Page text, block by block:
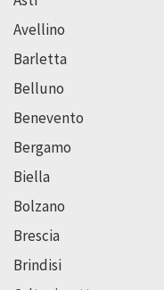
Avellino
Barletta
Belluno
Benevento
Bergamo
Biella
Bolzano
Brescia
Brindisi